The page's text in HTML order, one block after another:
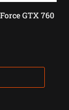
GTX 760